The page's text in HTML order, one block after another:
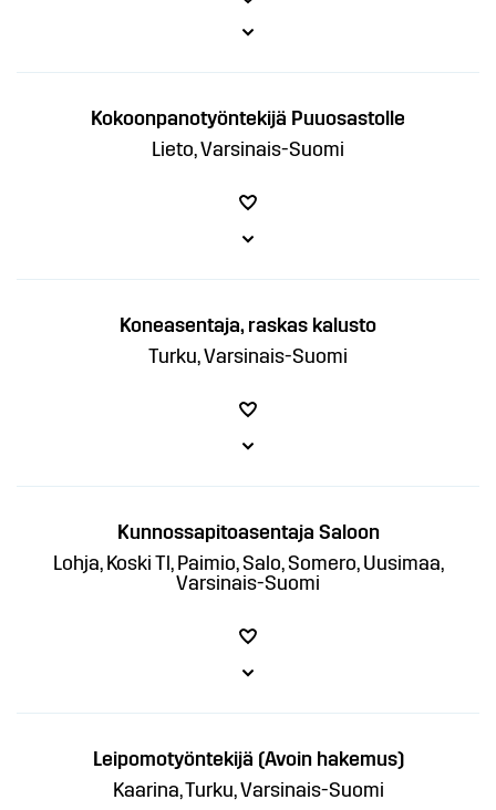
Kokoonpanotyöntekijä Puuosastolle
Lieto, Varsinais-Suomi
Koneasentaja, raskas kalusto
Turku, Varsinais-Suomi
Kunnossapitoasentaja Saloon
Lohja, Koski Tl, Paimio, Salo, Somero, Uusimaa,
Varsinais-Suomi
Leipomotyöntekijä (Avoin hakemus)
Kaarina, Turku, Varsinais-Suomi